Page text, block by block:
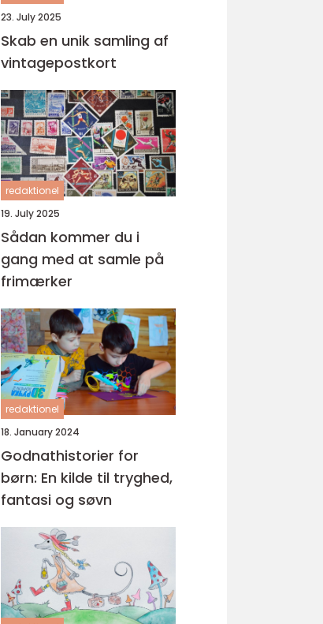
23. July 2025
Skab en unik samling af
vintagepostkort
redaktionel
19. July 2025
Sådan kommer du i
gang med at samle på
frimærker
redaktionel
18. January 2024
Godnathistorier for
børn: En kilde til tryghed,
fantasi og søvn